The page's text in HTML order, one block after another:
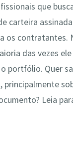
que
carteira
os contratantes.
das vezes
portfólio. Quer
principalmente
Leia